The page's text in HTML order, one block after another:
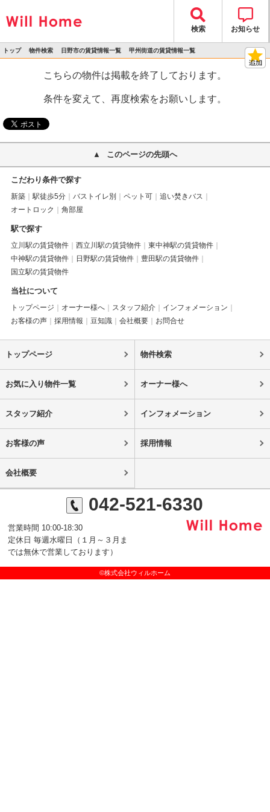
検索 お知らせ
トップ 物件検索 日野市の賃貸情報一覧 甲州街道の賃貸情報一覧
こちらの物件は掲載を終了しております。
条件を変えて、再度検索をお願いします。
このページの先頭へ
こだわり条件で探す
新築 駅徒歩5分 バストイレ別 ペット可
追い焚きバス
オートロック
角部屋
駅で探す
立川駅の賃貸物件 西立川駅の賃貸物件
東中神駅の賃貸物件
中神駅の賃貸物件
日野駅の賃貸物件
豊田駅の賃貸物件
国立駅の賃貸物件
当社について
トップページ オーナー様へ スタッフ紹介
インフォメーション
お客様の声
採用情報 豆知識 会社概要 お問合せ
トップページ 物件検索
お気に入り物件一覧 オーナー様へ
スタッフ紹介 インフォメーション
お客様の声 採用情報
会社概要
042-521-6330
営業時間 10:00-18:30
定休日 毎週水曜日（１月～３月ま
では無休で営業しております）
©株式会社ウィルホーム